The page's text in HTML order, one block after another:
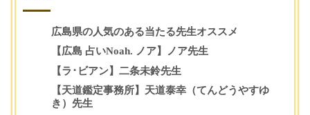
広島県の人気のある当たる先生オススメ
【広島 占いNoah. ノア】ノア先生
【ラ･ビアン】二条未鈴先生
【天道鑑定事務所】天道泰幸（てんどうやすゆ
き）先生